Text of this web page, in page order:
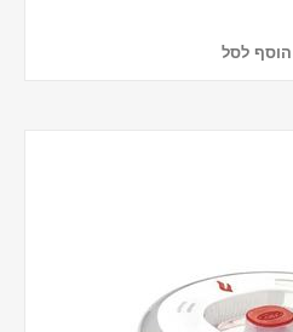
הוסף לסל